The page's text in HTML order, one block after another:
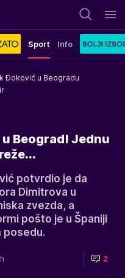
Sport Info
Đoković u Beogradu
Beograd! Jednu
potvrdio je da
Dimitrova u
zvezda, a
pošto je u Španiji
posedu.
2